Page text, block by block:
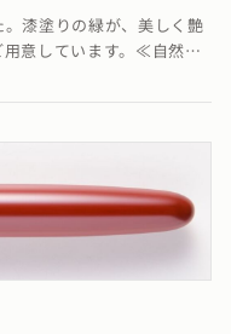
漆塗りの緑が、美しく艶
意しています。≪自然素